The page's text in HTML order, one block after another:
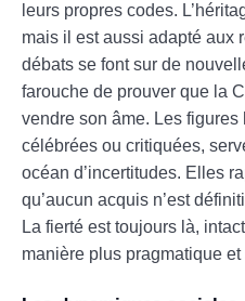
leurs propres codes.
mais il est aussi adapté aux
débats se font sur de
farouche de prouver que la
vendre son âme. Les figures
célébrées ou critiquées,
océan d’incertitudes. Elles
qu’aucun acquis n’est
La fierté est toujours là,
manière plus pragmatique et